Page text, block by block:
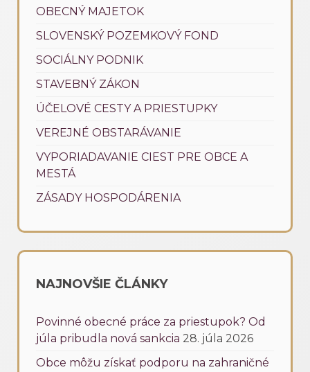
OBECNÝ MAJETOK
SLOVENSKÝ POZEMKOVÝ FOND
SOCIÁLNY PODNIK
STAVEBNÝ ZÁKON
ÚČELOVÉ CESTY A PRIESTUPKY
VEREJNÉ OBSTARÁVANIE
VYPORIADAVANIE CIEST PRE OBCE A
MESTÁ
ZÁSADY HOSPODÁRENIA
NAJNOVŠIE ČLÁNKY
Povinné obecné práce za priestupok? Od
júla pribudla nová sankcia 28. júla 2026
Obce môžu získať podporu na zahraničné